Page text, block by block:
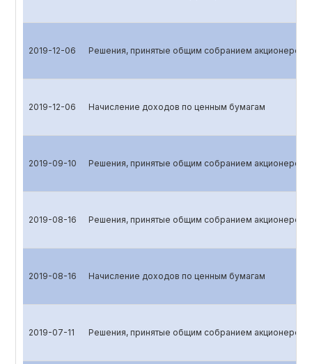
2019-12-06 Решения, принятые общим собранием акционеров
2019-12-06 Начисление доходов по ценным бумагам
2019-09-10 Решения, принятые общим собранием акционеров
2019-08-16 Решения, принятые общим собранием акционеров
2019-08-16 Начисление доходов по ценным бумагам
2019-07-11 Решения, принятые общим собранием акционеров